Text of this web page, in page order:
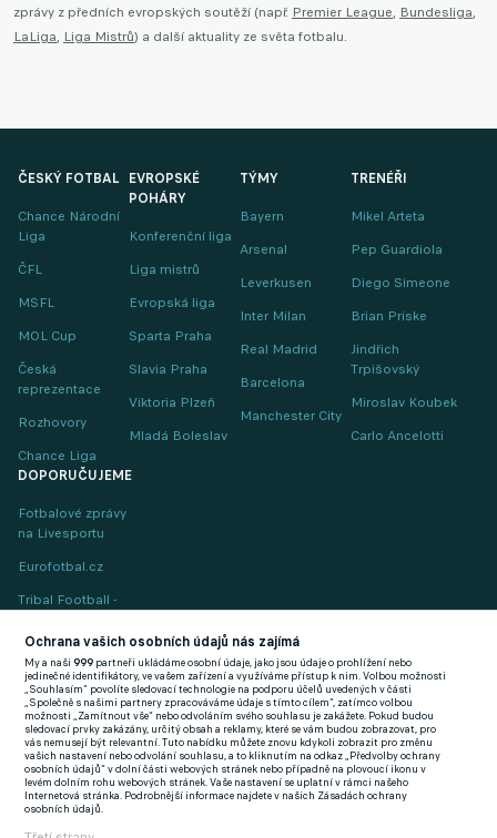
zprávy z předních evropských soutěží (např. Premier League, Bundesliga,
LaLiga, Liga Mistrů) a další aktuality ze světa fotbalu.
ČESKÝ FOTBAL
Chance Národní
Liga
ČFL
MSFL
MOL Cup
Česká
reprezentace
Rozhovory
Chance Liga
EVROPSKÉ
POHÁRY
Konferenční liga
Liga mistrů
Evropská liga
Sparta Praha
Slavia Praha
Viktoria Plzeň
Mladá Boleslav
TÝMY
Bayern
Arsenal
Leverkusen
Inter Milan
Real Madrid
Barcelona
Manchester City
TRENÉŘI
Mikel Arteta
Pep Guardiola
Diego Simeone
Brian Priske
Jindřich
Trpišovský
Miroslav Koubek
Carlo Ancelotti
DOPORUČUJEME
Fotbalové zprávy
na Livesportu
Eurofotbal.cz
Tribal Football -
(EN)
FlashFutbal (SK)
Tenisportal.cz
Tenisové zprávy
na Livesportu
Ochrana vašich osobních údajů nás zajímá
My a naši999 partneři ukládáme osobní údaje, jako jsou údaje o prohlížení nebo
jedinečné identifikátory, ve vašem zařízení a využíváme přístup k nim. Volbou možnosti
„Souhlasím“ povolíte sledovací technologie na podporu účelů uvedených v části
„Společně s našimi partnery zpracováváme údaje s tímto cílem“, zatímco volbou
možnosti „Zamítnout vše“ nebo odvoláním svého souhlasu je zakážete. Pokud budou
sledovací prvky zakázány, určitý obsah a reklamy, které se vám budou zobrazovat, pro
vás nemusejí být relevantní. Tuto nabídku můžete znovu kdykoli zobrazit pro změnu
vašich nastavení nebo odvolání souhlasu, a to kliknutím na odkaz „Předvolby ochrany
osobních údajů“ v dolní části webových stránek nebo případně na plovoucí ikonu v
levém dolním rohu webových stránek. Vaše nastavení se uplatní v rámci našeho
Internetová stránka. Podrobnější informace najdete v našich Zásadách ochrany
osobních údajů.